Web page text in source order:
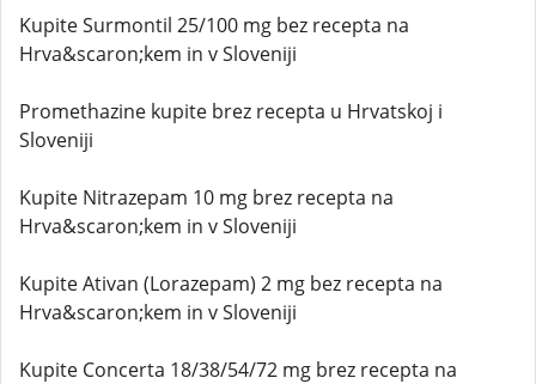
Kupite Surmontil 25/100 mg bez recepta na
Hrva&scaron;kem in v Sloveniji
Promethazine kupite brez recepta u Hrvatskoj i
Sloveniji
Kupite Nitrazepam 10 mg brez recepta na
Hrva&scaron;kem in v Sloveniji
Kupite Ativan (Lorazepam) 2 mg bez recepta na
Hrva&scaron;kem in v Sloveniji
Kupite Concerta 18/38/54/72 mg brez recepta na